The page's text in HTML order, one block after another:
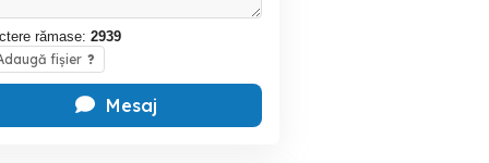
rămase: 2939
fișier ?
Mesaj